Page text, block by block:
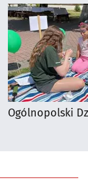
Ogólnopolski